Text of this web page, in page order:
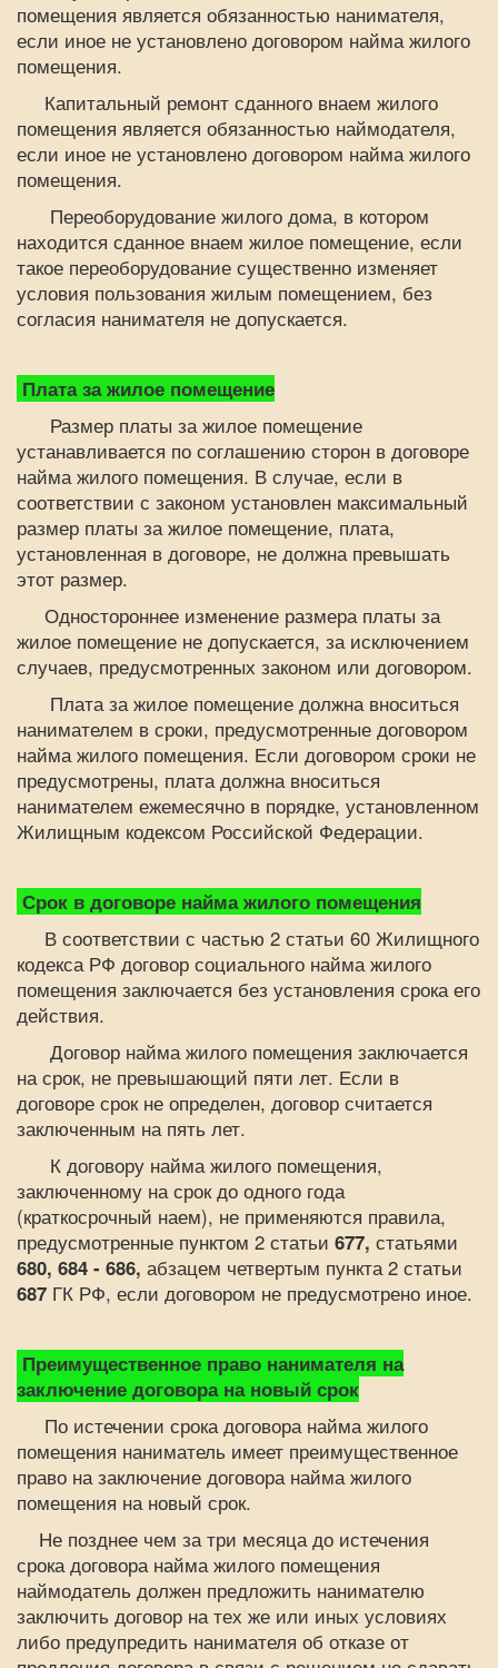
помещения является обязанностью нанимателя,
если иное не установлено договором найма жилого
помещения.
Капитальный ремонт сданного внаем жилого
помещения является обязанностью наймодателя,
если иное не установлено договором найма жилого
помещения.
Переоборудование жилого дома, в котором
находится сданное внаем жилое помещение, если
такое переоборудование существенно изменяет
условия пользования жилым помещением, без
согласия нанимателя не допускается.
Плата за жилое помещение
Размер платы за жилое помещение
устанавливается по соглашению сторон в договоре
найма жилого помещения. В случае, если в
соответствии с законом установлен максимальный
размер платы за жилое помещение, плата,
установленная в договоре, не должна превышать
этот размер.
Одностороннее изменение размера платы за
жилое помещение не допускается, за исключением
случаев, предусмотренных законом или договором.
Плата за жилое помещение должна вноситься
нанимателем в сроки, предусмотренные договором
найма жилого помещения. Если договором сроки не
предусмотрены, плата должна вноситься
нанимателем ежемесячно в порядке, установленном
Жилищным кодексом Российской Федерации.
Срок в договоре найма жилого помещения
В соответствии с частью 2 статьи 60 Жилищного
кодекса РФ договор социального найма жилого
помещения заключается без установления срока его
действия.
Договор найма жилого помещения заключается
на срок, не превышающий пяти лет. Если в
договоре срок не определен, договор считается
заключенным на пять лет.
К договору найма жилого помещения,
заключенному на срок до одного года
(краткосрочный наем), не применяются правила,
предусмотренные пунктом 2 статьи 677, статьями
680, 684 - 686, абзацем четвертым пункта 2 статьи
687 ГК РФ, если договором не предусмотрено иное.
Преимущественное право нанимателя на
заключение договора на новый срок
По истечении срока договора найма жилого
помещения наниматель имеет преимущественное
право на заключение договора найма жилого
помещения на новый срок.
Не позднее чем за три месяца до истечения
срока договора найма жилого помещения
наймодатель должен предложить нанимателю
заключить договор на тех же или иных условиях
либо предупредить нанимателя об отказе от